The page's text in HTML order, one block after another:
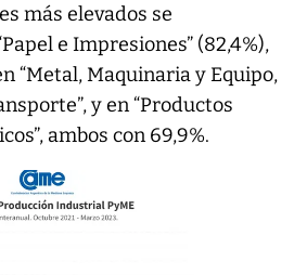
más elevados se
e Impresiones” (82,4%),
“Metal, Maquinaria y Equipo,
y en “Productos
ambos con 69,9%.